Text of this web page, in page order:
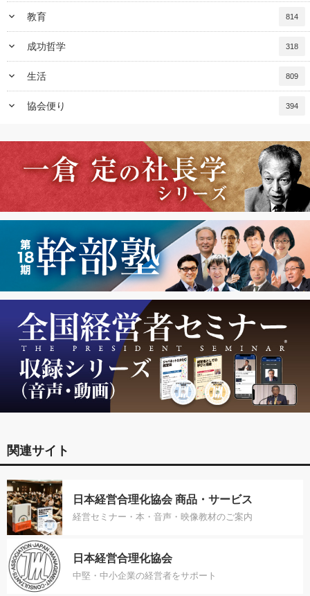
keyboard_arrow_down 教育 814
keyboard_arrow_down 成功哲学 318
keyboard_arrow_down 生活 809
keyboard_arrow_down 協会便り 394
関連サイト
日本経営合理化協会 商品・サービス
経営セミナー・本・音声・映像教材のご案内
日本経営合理化協会
中堅・中小企業の経営者をサポート